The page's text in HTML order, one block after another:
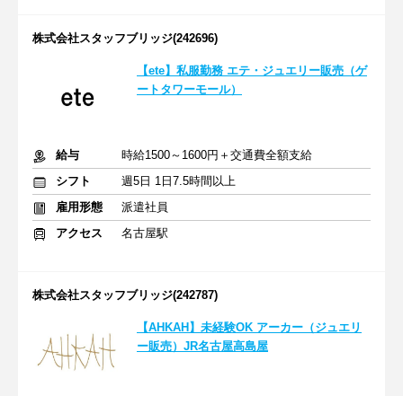
株式会社スタッフブリッジ(242696)
【ete】私服勤務 エテ・ジュエリー販売（ゲ
ートタワーモール）
給与
時給1500～1600円＋交通費全額支給
シフト
週5日 1日7.5時間以上
雇用形態
派遣社員
アクセス
名古屋駅
株式会社スタッフブリッジ(242787)
【AHKAH】未経験OK アーカー（ジュエリ
ー販売）JR名古屋高島屋